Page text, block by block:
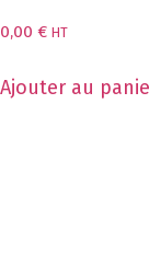
0,00 € HT
Ajouter au